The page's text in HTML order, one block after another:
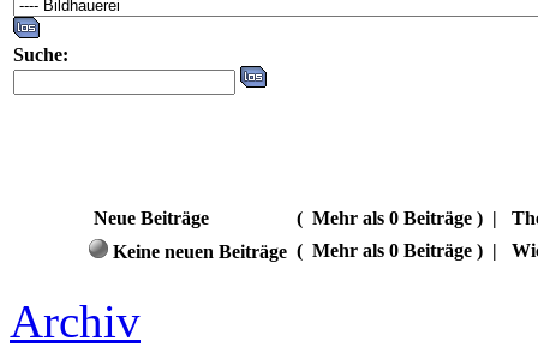
Suche:
Neue Beiträge ( Mehr als 0 Beiträge ) |
Keine neuen Beiträge ( Mehr als 0 Beiträge ) |
Archiv